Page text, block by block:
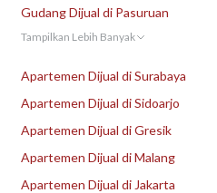
Gudang Dijual di Pasuruan
Tampilkan Lebih Banyak
Apartemen Dijual di Surabaya
Apartemen Dijual di Sidoarjo
Apartemen Dijual di Gresik
Apartemen Dijual di Malang
Apartemen Dijual di Jakarta